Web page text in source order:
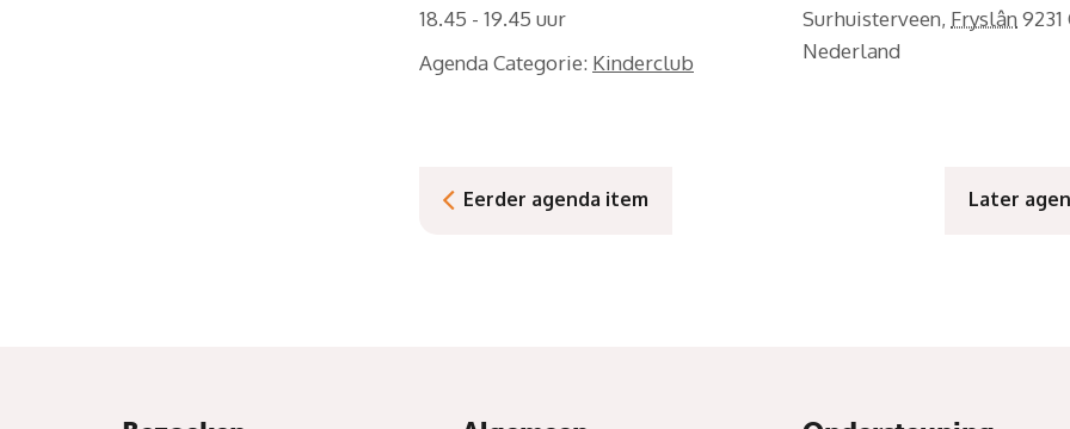
18.45 - 19.45
Agenda Categorie: Kinderclub
Surhuisterveen, Fryslân 9231
Nederland
Eerder agenda item Later